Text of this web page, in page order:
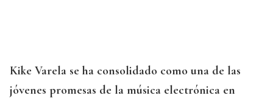
Kike Varela se ha consolidado como una de las
jóvenes promesas de la música electrónica en